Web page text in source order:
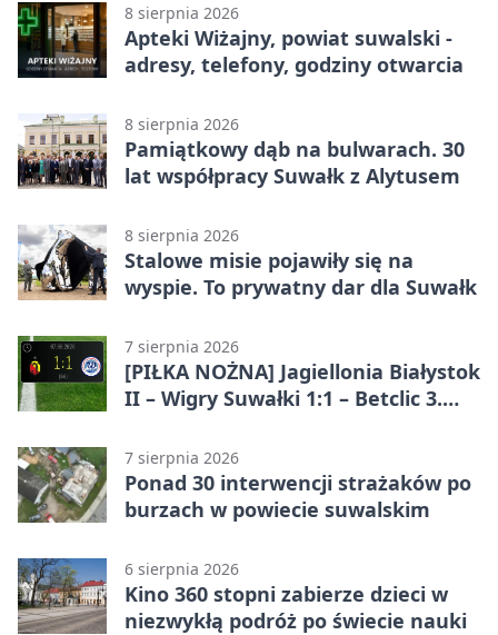
8 sierpnia 2026
Apteki Wiżajny, powiat suwalski -
adresy, telefony, godziny otwarcia
8 sierpnia 2026
Pamiątkowy dąb na bulwarach. 30
lat współpracy Suwałk z Alytusem
8 sierpnia 2026
Stalowe misie pojawiły się na
wyspie. To prywatny dar dla Suwałk
7 sierpnia 2026
[PIŁKA NOŻNA] Jagiellonia Białystok
II – Wigry Suwałki 1:1 – Betclic 3.
7 sierpnia 2026
Ponad 30 interwencji strażaków po
burzach w powiecie suwalskim
6 sierpnia 2026
Kino 360 stopni zabierze dzieci w
niezwykłą podróż po świecie nauki